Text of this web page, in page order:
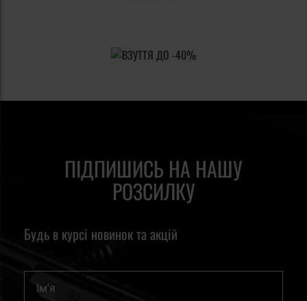
ПІДПИШИСЬ НА НАШУ
РОЗСИЛКУ
Будь в курсі новинок та акцій